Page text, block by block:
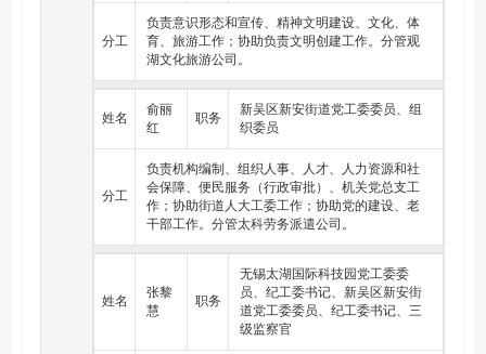
分工
负责意识形态和宣传、精神文明建设、文化、体
育、旅游工作；协助负责文明创建工作。分管观
湖文化旅游公司。
姓名
俞丽
红
职务
新吴区新安街道党工委委员、组
织委员
分工
负责机构编制、组织人事、人才、人力资源和社
会保障、便民服务（行政审批）、机关党总支工
作；协助街道人大工委工作；协助党的建设、老
干部工作。分管太科劳务派遣公司。
姓名
张黎
慧
职务
无锡太湖国际科技园党工委委
员、纪工委书记、新吴区新安街
道党工委委员、纪工委书记、三
级监察官